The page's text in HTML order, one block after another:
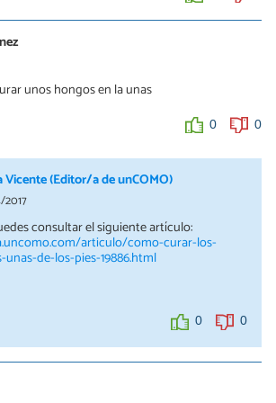
unos hongos en la unas
0 0
Vicente (Editor/a de unCOMO)
consultar el siguiente artículo:
articulo/como-curar-los-
de-los-pies-19886.html
0 0